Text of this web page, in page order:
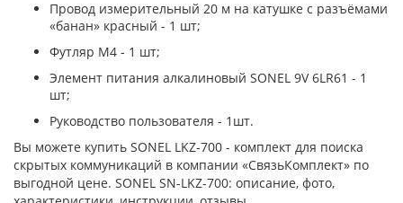
Провод измерительный 20 м на катушке с разъёмами
«банан» красный - 1 шт;
Футляр М4 - 1 шт;
Элемент питания алкалиновый SONEL 9V 6LR61 - 1
шт;
Руководство пользователя - 1шт.
Вы можете купить SONEL LKZ-700 - комплект для поиска
скрытых коммуникаций в компании «СвязьКомплект» по
выгодной цене. SONEL SN-LKZ-700: описание, фото,